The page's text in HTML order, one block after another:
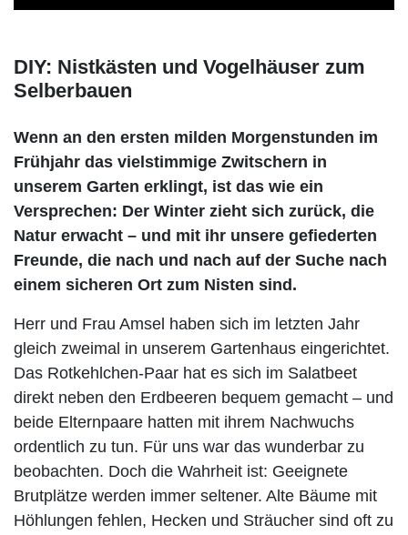
DIY: Nistkästen und Vogelhäuser zum
Selberbauen
Wenn an den ersten milden Morgenstunden im
Frühjahr das vielstimmige Zwitschern in
unserem Garten erklingt, ist das wie ein
Versprechen: Der Winter zieht sich zurück, die
Natur erwacht – und mit ihr unsere gefiederten
Freunde, die nach und nach auf der Suche nach
einem sicheren Ort zum Nisten sind.
Herr und Frau Amsel haben sich im letzten Jahr
gleich zweimal in unserem Gartenhaus eingerichtet.
Das Rotkehlchen-Paar hat es sich im Salatbeet
direkt neben den Erdbeeren bequem gemacht – und
beide Elternpaare hatten mit ihrem Nachwuchs
ordentlich zu tun. Für uns war das wunderbar zu
beobachten. Doch die Wahrheit ist: Geeignete
Brutplätze werden immer seltener. Alte Bäume mit
Höhlungen fehlen, Hecken und Sträucher sind oft zu